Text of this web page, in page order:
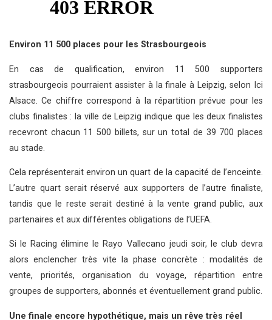
Environ 11 500 places pour les Strasbourgeois
En cas de qualification, environ 11 500 supporters
strasbourgeois pourraient assister à la finale à Leipzig, selon Ici
Alsace. Ce chiffre correspond à la répartition prévue pour les
clubs finalistes : la ville de Leipzig indique que les deux finalistes
recevront chacun 11 500 billets, sur un total de 39 700 places
au stade.
Cela représenterait environ un quart de la capacité de l’enceinte.
L’autre quart serait réservé aux supporters de l’autre finaliste,
tandis que le reste serait destiné à la vente grand public, aux
partenaires et aux différentes obligations de l’UEFA.
Si le Racing élimine le Rayo Vallecano jeudi soir, le club devra
alors enclencher très vite la phase concrète : modalités de
vente, priorités, organisation du voyage, répartition entre
groupes de supporters, abonnés et éventuellement grand public.
Une finale encore hypothétique, mais un rêve très réel